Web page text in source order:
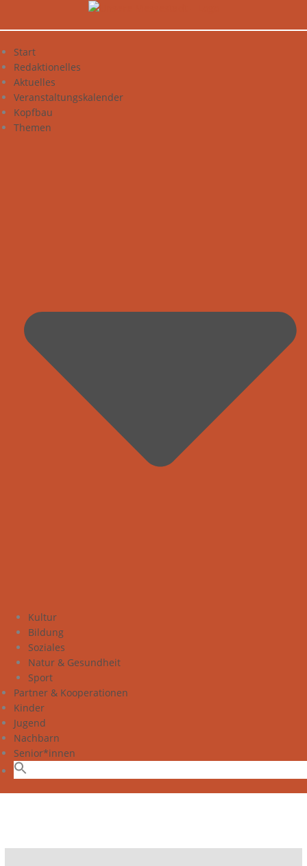
Start
Redaktionelles
Aktuelles
Veranstaltungskalender
Kopfbau
Themen
Kultur
Bildung
Soziales
Natur & Gesundheit
Sport
Partner & Kooperationen
Kinder
Jugend
Nachbarn
Senior*innen